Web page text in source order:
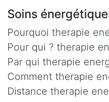
Soins
Pourquoi therapie
Pour qui ? therapie
Par qui therapie
Comment therapie
Distance therapie